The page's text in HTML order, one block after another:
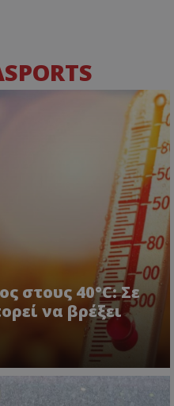
στους 40°C: Σε
να βρέξει